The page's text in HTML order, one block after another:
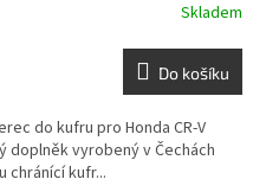
Skladem
Do košíku
do kufru pro Honda CR-V
doplněk vyrobený v Čechách
chránící kufr...